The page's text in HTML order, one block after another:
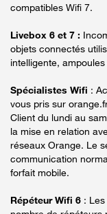
compatibles Wifi 7.
Livebox 6 et 7 :
objets connectés
intelligente,
Spécialistes Wifi :
vous pris sur
Client du lundi au
la mise en relation
réseaux Orange. Le
communication
forfait mobile.
Répéteur Wifi 6 :